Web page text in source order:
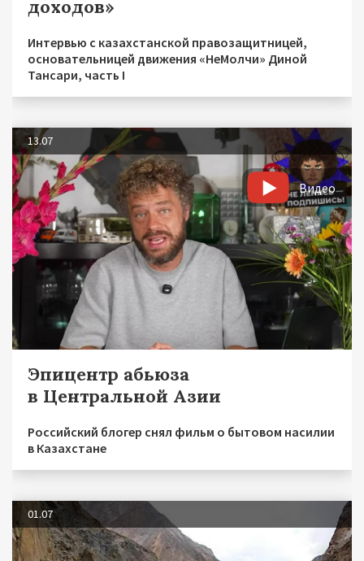
доходов»
Интервью с казахстанской правозащитницей,
основательницей движения «НеМолчи» Диной
Тансари, часть I
13.07
Видео
Эпицентр абьюза
в Центральной Азии
Российский блогер снял фильм о бытовом насилии
в Казахстане
01.07